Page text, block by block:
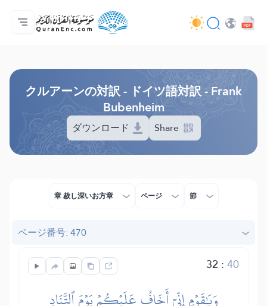
ホーム
対訳の目次
Audio
開発者向け提供サービス - API
事業内容
お問い合わせ
言語
クルアーンの対訳 - ドイツ語対訳 - Frank
Bubenheim
ダウンロード Share
章 赦し深いお方章 ページ 節
ページ番号: 470
32 :40
وَيَٰقَوۡمِ إِنِّيٓ أَخَافُ عَلَيۡكُمۡ يَوۡمَ ٱلتَّنَادِ